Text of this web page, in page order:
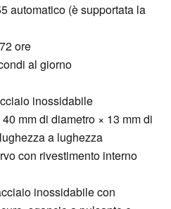
automatico (è supportata la
ore
al giorno
inossidabile
mm di diametro × 13 mm di
a lughezza
con rivestimento interno
inossidabile con